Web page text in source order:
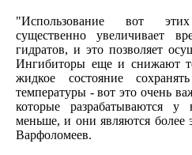
"Использование вот
существенно увеличивает
гидратов, и это позволяет
Ингибиторы еще и снижают
жидкое состояние
температуры - вот это очень
которые разрабатываются
меньше, и они являются
Варфоломеев.